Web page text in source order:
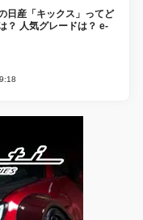
日産「キックス」ってど
？ 人気グレードは？ e-